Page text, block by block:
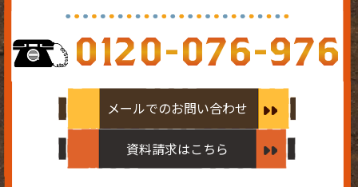
0120-076-976
メールでのお問い合わせ
資料請求はこちら